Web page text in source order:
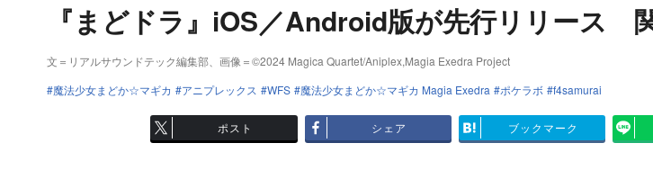
『まどドラ』iOS／Android版が先行リリース
文＝リアルサウンドテック編集部、画像＝©2024 Magica Quartet/Aniplex,Magia Exedra Project
魔法少女まどか☆マギカ
アニプレックス WFS 魔法少女まどか☆マギカ Magia Exedra ポケラボ f4samurai
ポスト シェア ブックマーク